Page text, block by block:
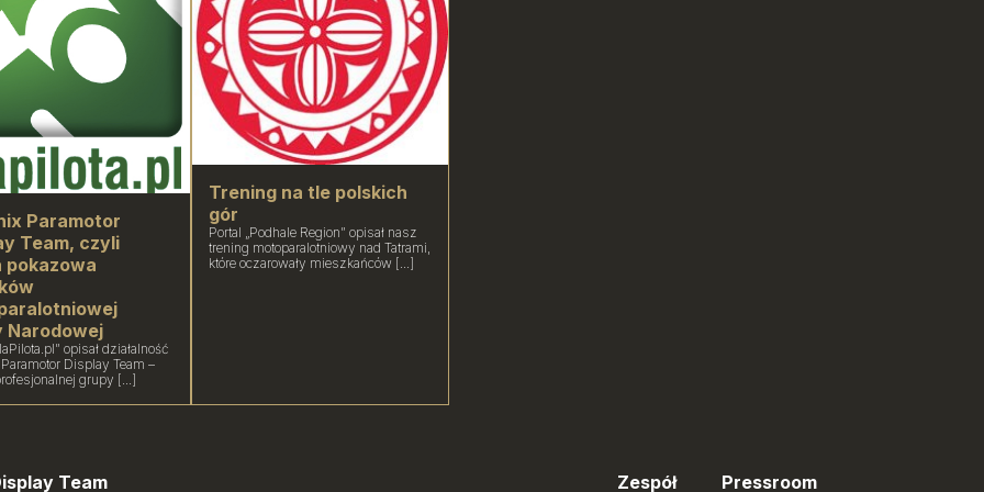
Paramotor
Team, czyli
pokazowa
Narodowej
opisał działalność
Display Team –
grupy [...]
Trening na tle polskich
gór
Portal „Podhale Region” opisał nasz
trening motoparalotniowy nad Tatrami,
które oczarowały mieszkańców [...]
Team Zespół Pressroom